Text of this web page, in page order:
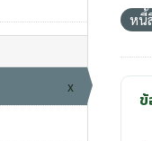
x
หนี้
ข้